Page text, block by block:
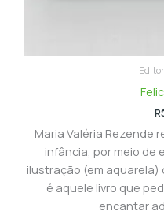
Maria Valéria Rezende
infância, por meio de
ilustração (em aquarela)
é aquele livro que
encantar